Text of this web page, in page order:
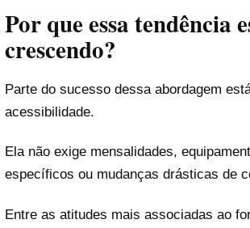
Por que essa tendência
crescendo?
Parte do sucesso dessa abordagem
acessibilidade.
Ela não exige mensalidades,
específicos ou mudanças drásticas de
Entre as atitudes mais associadas ao